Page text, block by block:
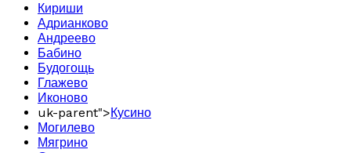
Кириши
Адрианково
Андреево
Бабино
Будогощь
Глажево
Иконово
uk-parent">Кусино
Могилево
Мягрино